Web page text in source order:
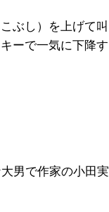
ぶし）を上げて叫
ーで一気に下降す
男で作家の小田実